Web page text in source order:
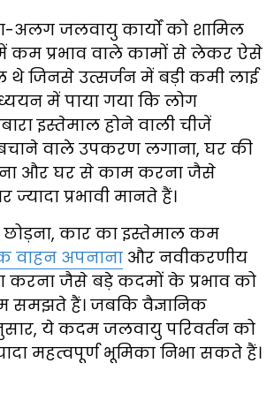
अलग जलवायु कार्यों को शामिल
कम प्रभाव वाले कामों से लेकर ऐसे
थे जिनसे उत्सर्जन में बड़ी कमी लाई
में पाया गया कि लोग
इस्तेमाल होने वाली चीजें
बचाने वाले उपकरण लगाना, घर की
और घर से काम करना जैसे
प्रभावी मानते हैं।
छोड़ना, कार का इस्तेमाल कम
वाहन अपनाना और नवीकरणीय
करना जैसे बड़े कदमों के प्रभाव को
हैं। जबकि वैज्ञानिक
ये कदम जलवायु परिवर्तन को
महत्वपूर्ण भूमिका निभा सकते हैं।